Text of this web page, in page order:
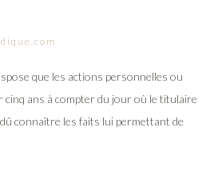
que les actions personnelles ou
cinq ans à compter du jour où le titulaire
connaître les faits lui permettant de